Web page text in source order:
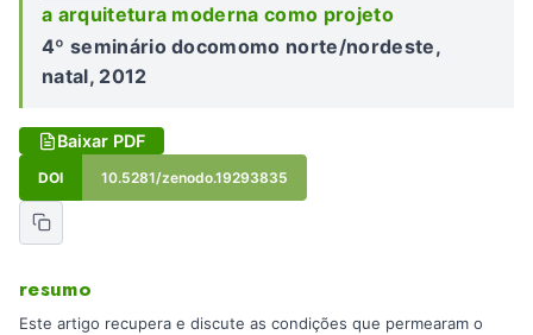
a arquitetura moderna como projeto
4º seminário docomomo norte/nordeste,
natal, 2012
Baixar PDF
DOI 10.5281/zenodo.19293835
resumo
Este artigo recupera e discute as condições que permearam o